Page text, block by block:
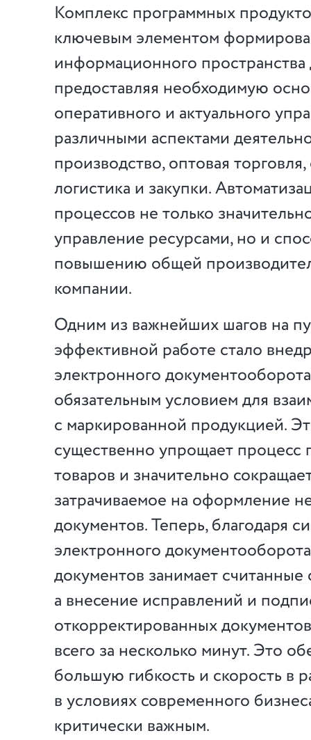
Комплекс программных
ключевым элементом
информационного пространства
предоставляя необходимую
оперативного и актуального
различными аспектами
производство, оптовая
логистика и закупки.
процессов не только
управление ресурсами, но и
повышению общей
компании.
Одним из важнейших шагов на
эффективной работе стало
электронного
обязательным условием для
с маркированной продукцией.
существенно упрощает процесс
товаров и значительно
затрачиваемое на оформление
документов. Теперь, благодаря
электронного
документов занимает считанные
а внесение исправлений и
откорректированных
всего за несколько минут. Это
большую гибкость и скорость в
в условиях современного
критически важным.